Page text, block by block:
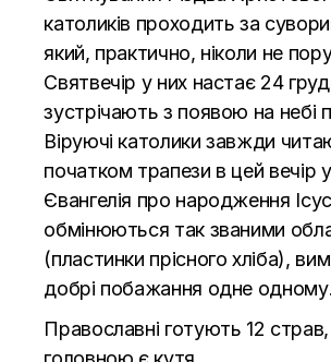
католиків проходить за
який, практично, ніколи не
Святвечір у них настає 24
зустрічають з появою на небі
Віруючі католики завжди
початком трапези в цей вечір
Євангелія про народження
обмінюються так званими
(пластинки прісного хліба),
добрі побажання одне одному.
Православні готують 12